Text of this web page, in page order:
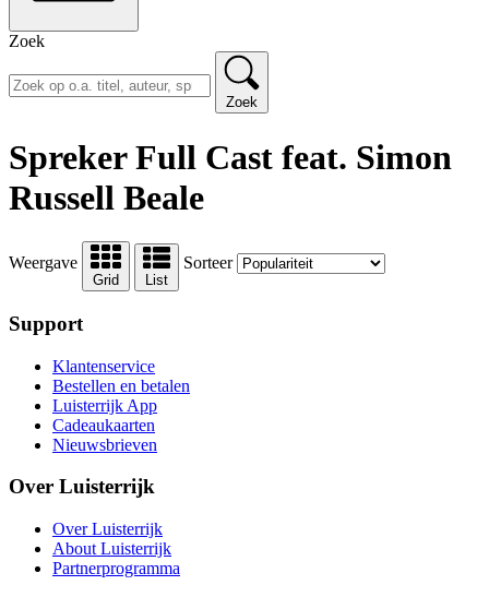
Zoek
Zoek
Spreker Full Cast feat. Simon
Russell Beale
Weergave
Grid List
Sorteer
Support
Klantenservice
Bestellen en betalen
Luisterrijk App
Cadeaukaarten
Nieuwsbrieven
Over Luisterrijk
Over Luisterrijk
About Luisterrijk
Partnerprogramma